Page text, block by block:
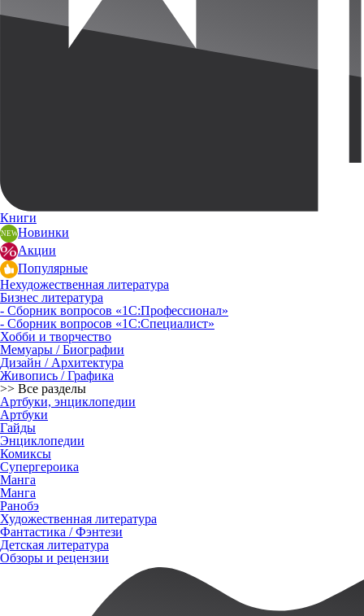
Книги
Новинки
Акции
Популярные
Нехудожественная литература
Бизнес литература
- Сборник вопросов «1С:Профессионал»
- Сборник вопросов «1С:Специалист»
Хобби и творчество
Мемуары / Биографии
Дизайн / Архитектура
Живопись / Графика
>> Все разделы
Артбуки, энциклопедии
Артбуки
Гайды
Энциклопедии
Комиксы
Супергероика
Манга
Манга
Ранобэ
Художественная литература
Фантастика / Фэнтези
Детская литература
Обзоры и рецензии